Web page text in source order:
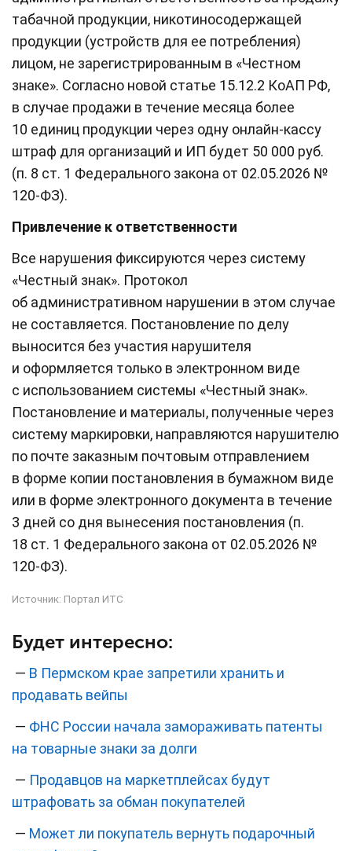
табачной продукции, никотиносодержащей
продукции (устройств для ее потребления)
лицом, не зарегистрированным в «Честном
знаке». Согласно новой статье 15.12.2 КоАП РФ,
в случае продажи в течение месяца более
10 единиц продукции через одну онлайн-кассу
штраф для организаций и ИП будет 50 000 руб.
(п. 8 ст. 1 Федерального закона от 02.05.2026 №
120-ФЗ).
Привлечение к ответственности
Все нарушения фиксируются через систему
«Честный знак». Протокол
об административном нарушении в этом случае
не составляется. Постановление по делу
выносится без участия нарушителя
и оформляется только в электронном виде
с использованием системы «Честный знак».
Постановление и материалы, полученные через
систему маркировки, направляются нарушителю
по почте заказным почтовым отправлением
в форме копии постановления в бумажном виде
или в форме электронного документа в течение
3 дней со дня вынесения постановления (п.
18 ст. 1 Федерального закона от 02.05.2026 №
120-ФЗ).
Источник: Портал ИТС
Будет интересно:
— В Пермском крае запретили хранить и
продавать вейпы
— ФНС России начала замораживать патенты
на товарные знаки за долги
— Продавцов на маркетплейсах будут
штрафовать за обман покупателей
— Может ли покупатель вернуть подарочный